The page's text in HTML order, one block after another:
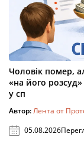
Чоловік помер,
«на його
у сп
Автор:Лента от
05.08.2026